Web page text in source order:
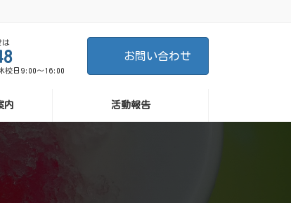
は
校日9:00～16:00
お問い合わせ
内 活動報告